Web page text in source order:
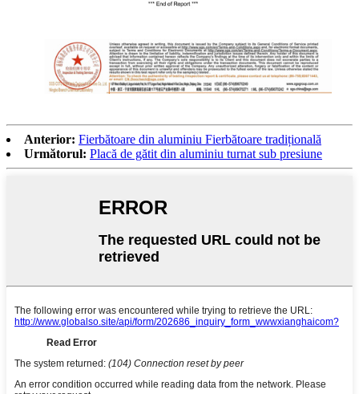
Anterior: Fierbătoare din aluminiu Fierbătoare tradițională
Următorul: Placă de gătit din aluminiu turnat sub presiune